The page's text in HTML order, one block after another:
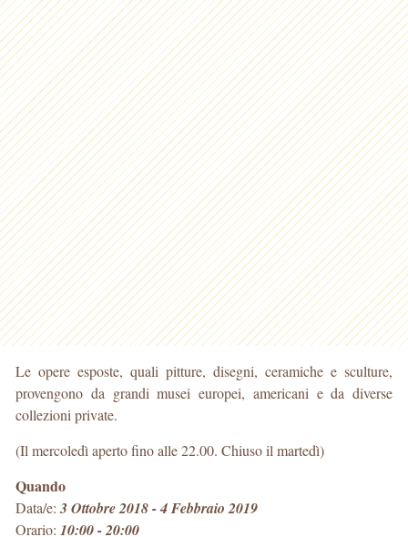
Le opere esposte, quali pitture, disegni, ceramiche e sculture,
provengono da grandi musei europei, americani e da diverse
collezioni private.
(Il mercoledì aperto fino alle 22.00. Chiuso il martedì)
Quando
Data/e:3 Ottobre 2018 - 4 Febbraio 2019
Orario: 10:00 - 20:00